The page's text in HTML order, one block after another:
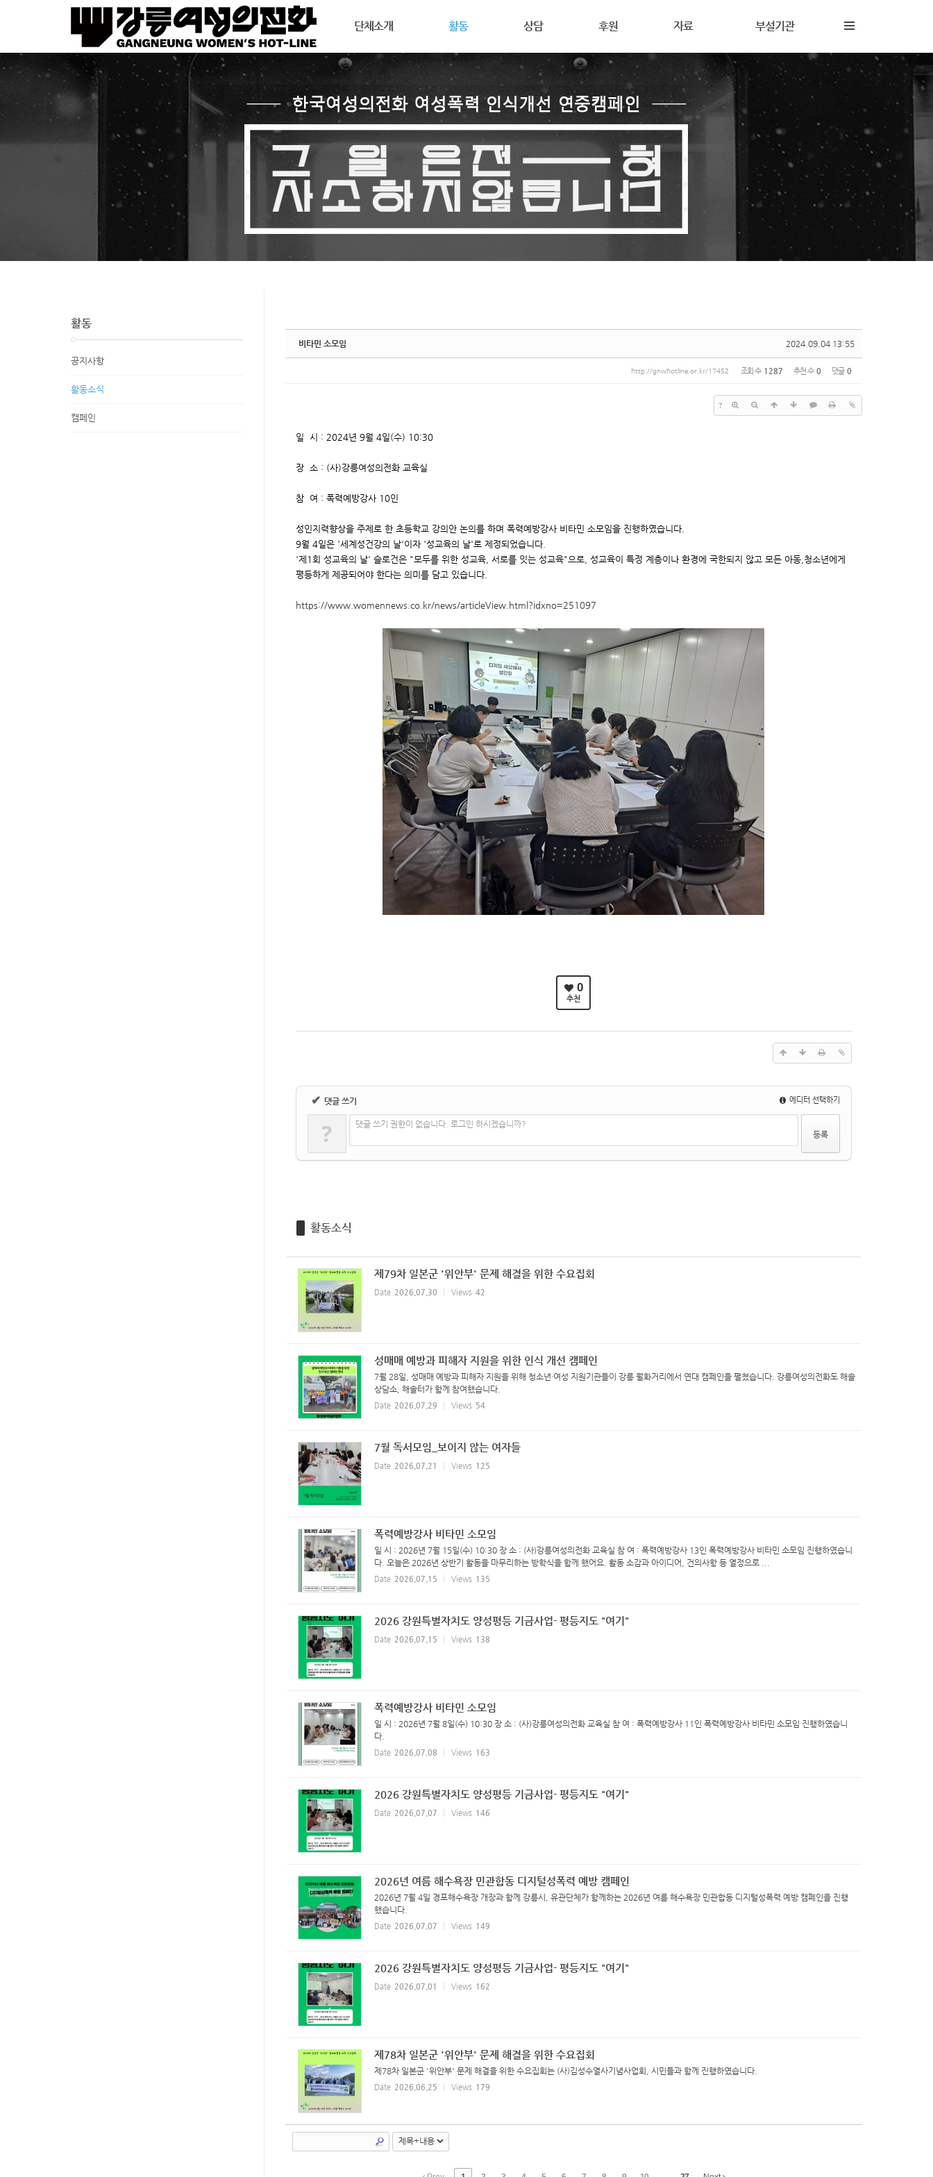
단체소개
강릉여성의전화는
목표
조직도
오시는길
활동
캠페인
상담
상담안내
여성주의상담이란
온라인 상담
후원
후원안내
회원활동
자원활동
자료
재정보고
갤러리
부설기관
해솔상담소
2024.09.04 13:55
비타민 소모임
http://gnwhotline.or.kr/17452 조회 수 1287 추천 수 0 댓글 0
?
일 시 : 2024년 9월 4일(수) 10:30
장 소 : (사)강릉여성의전화 교육실
참 여 : 폭력예방강사 10인
성인지력향상을 주제로 한 초등학교 강의안 논의를 하며 폭력예방강사 비타민 소모임을 진행하였습니다.
9월 4일은 '세계성건강의 날'이자 '성교육의 날'로 제정되었습니다.
'제1회 성교육의 날' 슬로건은 "모두를 위한 성교육, 서로를 잇는 성교육"으로, 성교육이 특정 계층이나 환경에 국한되지 않고 모든 아동,청소년에게
평등하게 제공되어야 한다는 의미를 담고 있습니다.
https://www.womennews.co.kr/news/articleView.html?idxno=251097
0
추천
✔ 댓글 쓰기 에디터 선택하기
? 댓글 쓰기 권한이 없습니다. 로그인 하시겠습니까?
활동소식
제79차 일본군 '위안부' 문제 해결을 위한 수요집회
Date 2026.07.30 Views 42
성매매 예방과 피해자 지원을 위한 인식 개선 캠페인
7월 28일, 성매매 예방과 피해자 지원을 위해 청소년·여성 지원기관들이 강릉 월화거리에서 연대 캠페인을 펼쳤습니다. 강릉여성의전화도 해솔
상담소, 해솔터가 함께 참여했습니다.
Date 2026.07.29 Views 54
7월 독서모임_보이지 않는 여자들
Date 2026.07.21 Views 125
폭력예방강사 비타민 소모임
일 시 : 2026년 7월 15일(수) 10:30 장 소 : (사)강릉여성의전화 교육실 참 여 : 폭력예방강사 13인 폭력예방강사 비타민 소모임 진행하였습니
다. 오늘은 2026년 상반기 활동을 마무리하는 방학식을 함께 했어요. 활동 소감과 아이디어, 건의사항 등 열정으로 ...
Date 2026.07.15 Views 135
2026 강원특별자치도 양성평등 기금사업- 평등지도 "여기"
Date 2026.07.15 Views 138
폭력예방강사 비타민 소모임
일 시 : 2026년 7월 8일(수) 10:30 장 소 : (사)강릉여성의전화 교육실 참 여 : 폭력예방강사 11인 폭력예방강사 비타민 소모임 진행하였습니
다.
Date 2026.07.08 Views 163
2026 강원특별자치도 양성평등 기금사업- 평등지도 "여기"
Date 2026.07.07 Views 146
2026년 여름 해수욕장 민관합동 디지털성폭력 예방 캠페인
2026년 7월 4일 경포해수욕장 개장과 함께 강릉시, 유관단체가 함께하는 2026년 여름 해수욕장 민관합동 디지털성폭력 예방 캠페인을 진행
했습니다.
Date 2026.07.07 Views 149
2026 강원특별자치도 양성평등 기금사업- 평등지도 "여기"
Date 2026.07.01 Views 162
제78차 일본군 '위안부' 문제 해결을 위한 수요집회
제78차 일본군 '위안부' 문제 해결을 위한 수요집회는 (사)김성수열사기념사업회, 시민들과 함께 진행하였습니다.
Date 2026.06.25 Views 179
활동
공지사항
활동소식
캠페인